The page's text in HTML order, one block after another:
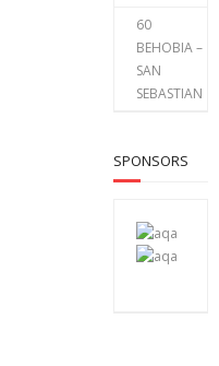
60
BEHOBIA –
SAN
SEBASTIAN
SPONSORS